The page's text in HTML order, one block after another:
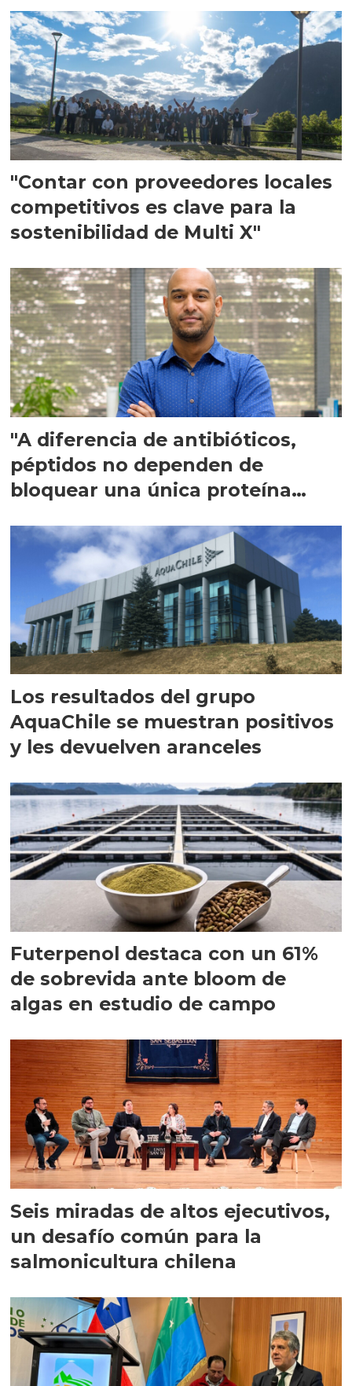
"Contar con proveedores locales
competitivos es clave para la
sostenibilidad de Multi X"
"A diferencia de antibióticos,
péptidos no dependen de
bloquear una única proteína
Los resultados del grupo
AquaChile se muestran positivos
y les devuelven aranceles
Futerpenol destaca con un 61%
de sobrevida ante bloom de
algas en estudio de campo
Seis miradas de altos ejecutivos,
un desafío común para la
salmonicultura chilena